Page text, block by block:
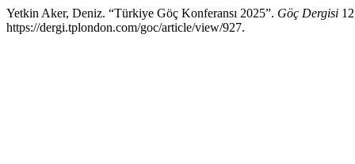
Yetkin Aker, Deniz. “Türkiye Göç Konferansı 2025”. Göç Dergisi
https://dergi.tplondon.com/goc/article/view/927.